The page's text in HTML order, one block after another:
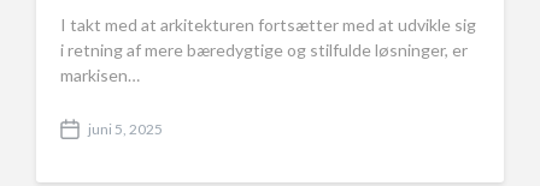
I takt med at arkitekturen fortsætter med at udvikle sig
i retning af mere bæredygtige og stilfulde løsninger, er
markisen…
P
s
juni 5, 2025